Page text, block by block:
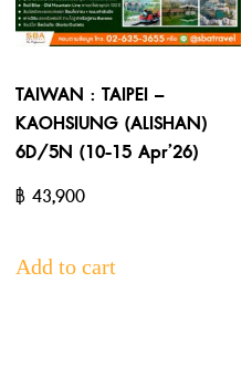
TAIWAN : TAIPEI –
KAOHSIUNG (ALISHAN)
6D/5N (10-15 Apr’26)
฿ 43,900
Add to cart